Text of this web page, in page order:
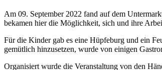
Am 09. September 2022 fand auf dem
bekamen hier die Möglichkeit, sich und ihre
Für die Kinder gab es eine Hüpfeburg und ein
gemütlich hinzusetzen, wurde von einigen
Organisiert wurde die Veranstaltung von den